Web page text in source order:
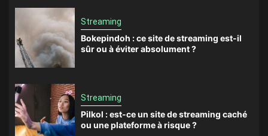
Streaming
Bokepindoh : ce site de streaming est-il
sûr ou à éviter absolument ?
Streaming
Pilkol : est-ce un site de streaming caché
ou une plateforme à risque ?